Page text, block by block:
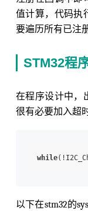
值计算，代码执
要遍历所有已注
STM32程
在程序设计中，
很有必要加入超
while
以下在stm32的